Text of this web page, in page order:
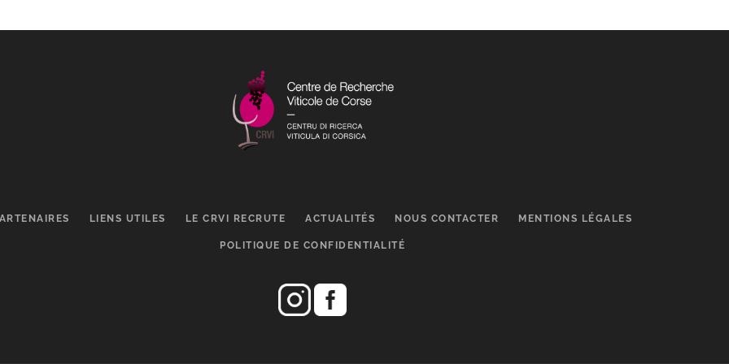
LIENS UTILES LE CRVI RECRUTE ACTUALITÉS NOUS CONTACTER MENTIONS LÉGALES
POLITIQUE DE CONFIDENTIALITÉ